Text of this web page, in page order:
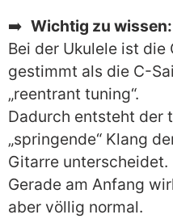
➡️ Wichtig zu wissen:
Bei der Ukulele ist die
gestimmt als die C-
„reentrant tuning“.
Dadurch entsteht der
„springende“ Klang
Gitarre unterscheidet.
Gerade am Anfang
aber völlig normal.